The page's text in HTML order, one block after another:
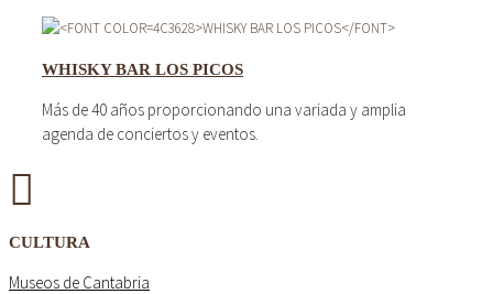
WHISKY BAR LOS PICOS
Más de 40 años proporcionando una variada y amplia
agenda de conciertos y eventos.
CULTURA
Museos de Cantabria